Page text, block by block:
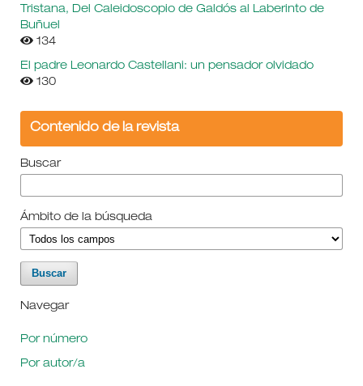
Tristana, Del Caleidoscopio de Galdós al Laberinto de
Buñuel
134
El padre Leonardo Castellani: un pensador olvidado
130
Contenido de la revista
Buscar
Ámbito de la búsqueda
Navegar
Por número
Por autor/a